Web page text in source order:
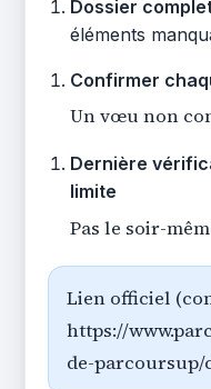
Dossier
éléments
Confirmer
Un vœu non
Dernière
limite
Pas le soir-
Lien officiel
https://
de-